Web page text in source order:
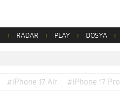
RADAR PLAY DOSYA
#iPhone 17 Air #iPhone 17 Pro